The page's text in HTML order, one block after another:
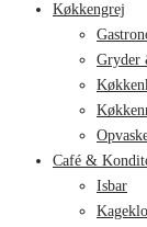
Køkkengrej
Gryder
Café &
Isbar